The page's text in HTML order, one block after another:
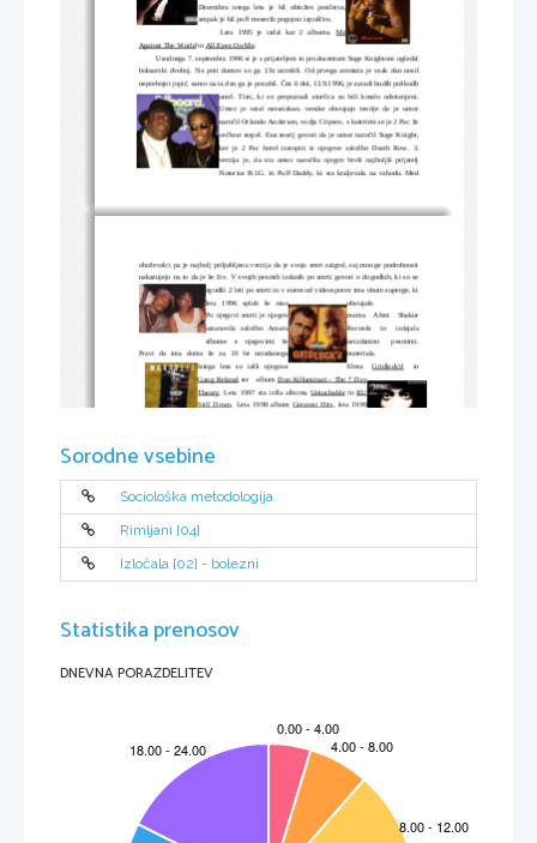
Decembra istega leta je bil obtožen posilstva,
ampak je bil po 8 mesecih pogojno izpuščen.
  Leta 1995 je izdal kar 2 albuma.
Me
Against The World in All Eyez On Me.
Usodnega 7. septembra 1996 si je s prijateljem in producentom Suge Knightom ogledal
boksarski dvoboj. Na poti domov so ga 13x ustrelili. Od prvega atentata je vsak dan nosil
neprebojni jopič, samo na ta dan ga je pozabil. Čez 6 dni, 13.9.1996, je zaradi hudih poškodb
umrl. Tisti, ki so prepoznali storilca so bili kmalu odstranjeni.
Umor je ostal neraziskan, vendar obstajajo teorije da je umor
naročil Orlando Anderson, vodja Cripsov, s katerimi se je 2 Pac že
večkrat stepel. Ena teorij govori da je umor naročil Suge Knight,
ker je 2 Pac hotel izstopiti iz njegove založbo Death Row. 3.
verzija je, da sta umor naročila njegov bivši najboljši prijatelj
Notorius B.I.G. in Puff Daddy, ki sta kraljevala na vzhodu. Med
oboževalci pa je najbolj priljubljena verzija da je svojo smrt zaigral, saj mnoge podrobnosti
nakazujejo na to da je še živ. V svojih pesmih izdanih po smrti govori o dogodkih, ki so se
zgodili 2 leti po smrti in v enem od videospotov ima obute superge, ki
leta   1996   sploh   še   niso
obstajale.
Po njegovi smrti je njegov
mama   Afeni   Shakur
ustanovila založbo Amaru
Records   in   izdajala
albume   z   njegovimi   še
neizdanimi   pesmimi.
Pravi da ima doma še za 10 let neizdanega
materiala.
Istega leta so izšli njegova
filma Gridlock'd
  in
Gang Related ter   album Don Killuminati - The 7 Day
Theory . Leta 1997 sta izšla albuma Untuchable in RU
Still Down. Leta 1998 album Greatest Hits, leta 1999
The Game
Letos bo 12 obletnica njegove smrti.
Sorodne vsebine
Sociološka metodologija
Rimljani [04]
Izločala [02] - bolezni
Statistika prenosov
DNEVNA PORAZDELITEV